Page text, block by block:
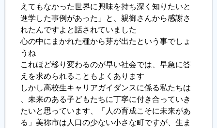
えてもなかった世界に興味を持ち深く知りたいと
進学した事例があった」と、親御さんから感謝さ
れたんですよと話されていました
心の中にまかれた種から芽が出たという事でしょ
うね
これほど移り変わるのが早い社会では、早急に答
えを求められることもよくあります
しかし高校生キャリアガイダンスに係る私たちは
、未来のある子どもたちに丁寧に付き合っていき
たいと思っています、「人の育成こそに未来があ
る」美祢市は人口の少ない小さな町ですが、生ま